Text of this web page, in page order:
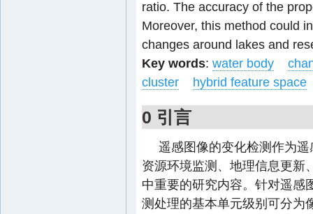
ratio. The accuracy of the
Moreover, this method could
changes around lakes and
Key words: water body
cluster
hybrid feature space
0 引言
遥感图像的变化检测作为
资源环境监测、地理信息更新
中重要的研究内容。针对遥感
测处理的基本单元级别可分为